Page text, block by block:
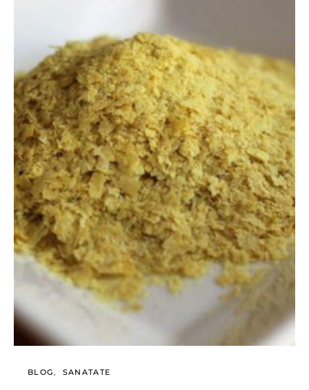
BLOG SANATATE